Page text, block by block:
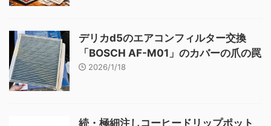
デリカd5のエアコンフィルター交換
「BOSCH AF-M01」のカバーの爪の罠
2026/1/18
続・極細注しコーヒードリップポット